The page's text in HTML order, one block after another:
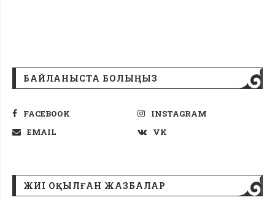
БАЙЛАНЫСТА БОЛЫҢЫЗ
FACEBOOK
INSTAGRAM
EMAIL
VK
ЖИІ ОҚЫЛҒАН ЖАЗБАЛАР